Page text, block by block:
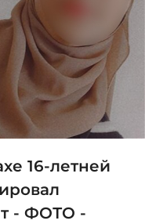
16-летней
- ФОТО -